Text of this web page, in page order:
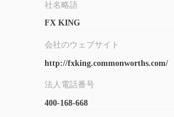
社名略語
FX KING
会社のウェブサイト
http://fxking.commonworths.com/
法人電話番号
400-168-668